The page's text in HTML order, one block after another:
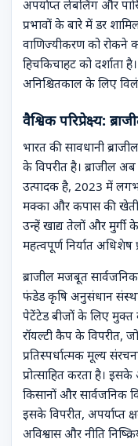
अपर्याप्त लेबलिंग और
प्रभावों के बारे में डर
वाणिज्यीकरण को रोकने
हिचकिचाहट को दर्शाता
अनिश्चितकाल के लिए
वैश्विक परिप्रेक्ष्य:
भारत की सावधानी
के विपरीत है। ब्राजील
उत्पादक है, 2023 में
मक्का और कपास की खेती
उन्हें खाद्य तेलों और मुर्गी
महत्वपूर्ण निर्यात अधिशेष
ब्राजील मजबूत
फंडेड कृषि अनुसंधान
पेटेंटेड बीजों के लिए मुक्त
रॉयल्टी कैप के विपरीत,
प्रतिस्पर्धात्मक मूल्य
प्रोत्साहित करता है।
किसानों और सार्वजनिक
इसके विपरीत, अपर्याप्त
अविश्वास और नीति